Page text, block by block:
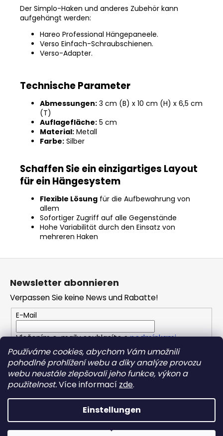
Používáme cookies, abychom Vám umožnili
pohodlné prohlížení webu a díky analýze provozu
webu neustále zlepšovali jeho funkce, výkon a
použitelnost.Více informací zde.
Einstellungen
Der Simplo-Haken und anderes Zubehör kann
aufgehängt werden:
Hareo Professional Hängepaneele.
Verso Einfach-Schraubschienen.
Verso-Adapter.
Technische Parameter
Abmessungen: 3 cm (B) x 10 cm (H) x 6,5 cm
(T)
Auflagefläche: 5 cm
Material: Metall
Farbe: Silber
Schaffen Sie ein einzigartiges Layout
für ein Hängesystem
Flexible Lösung für die Aufbewahrung von
allem
Sofortiger Zugriff auf alle Gegenstände
Hohe Variabilität durch den Einsatz von
mehreren Haken
l
Newsletter abonnieren
Verpassen Sie keine News und Rabatte!
E-Mail
Vložením e-mailu souhlasíte spodmínkami
ochrany osobních údajů
ANMELDEN
Erstellt von Shoptet
Copyright 2026REPONIO. Alle Rechte vorbehalten.